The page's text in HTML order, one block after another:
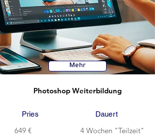
Mehr
Photoshop Weiterbildung
Pries
649 €
Dauert
4 Wochen "Teilzeit"